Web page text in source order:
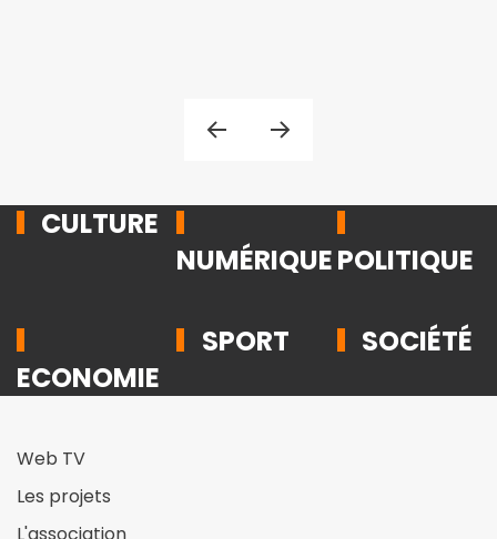
CULTURE
NUMÉRIQUEPOLITIQUE
ECONOMIE
SPORT SOCIÉTÉ
Web TV
Les projets
L'association